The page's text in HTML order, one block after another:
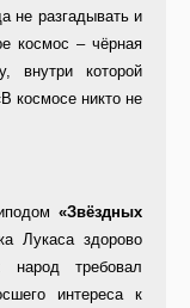
не разгадывать и
космос – чёрная
внутри которой
космосе никто не
«Звёздных
Лукаса здорово
народ требовал
интереса к